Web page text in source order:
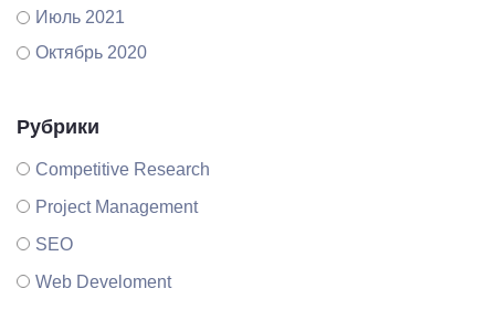
Июль 2021
Октябрь 2020
Рубрики
Competitive Research
Project Management
SEO
Web Develoment